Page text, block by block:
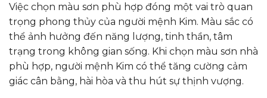
Việc chọn màu sơn phù hợp đóng một vai trò quan
trọng phong thủy của người mệnh Kim. Màu sắc có
thể ảnh hưởng đến năng lượng, tinh thần, tâm
trạng trong không gian sống. Khi chọn màu sơn nhà
phù hợp, người mệnh Kim có thể tăng cường cảm
giác cân bằng, hài hòa và thu hút sự thịnh vượng.